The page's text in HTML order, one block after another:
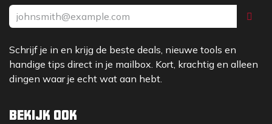
Schrijf je in en krijg de beste deals, nieuwe tools en
handige tips direct in je mailbox. Kort, krachtig en alleen
dingen waar je echt wat aan hebt.
Bekijk ook